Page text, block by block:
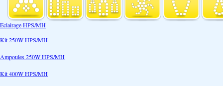
Eclairage HPS/MH
Kit 250W HPS/MH
Ampoules 250W HPS/MH
Kit 400W HPS/MH